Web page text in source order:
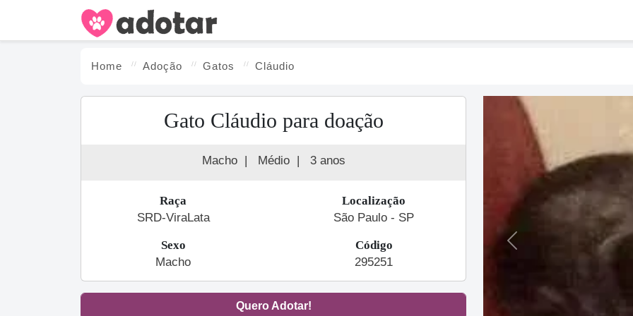
Home Adoção Gatos Cláudio
Gato Cláudio para doação
Macho | Médio | 3 anos
Raça
SRD-ViraLata
Localização
São Paulo - SP
Sexo
Macho
Código
295251
Quero Adotar!
Previous